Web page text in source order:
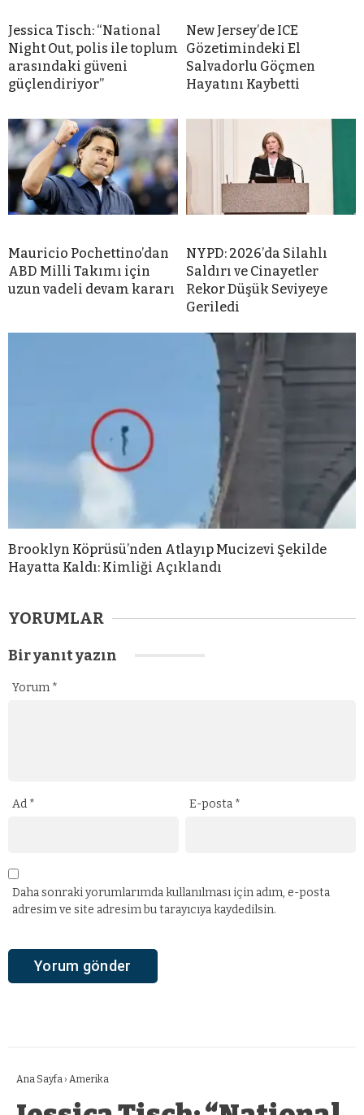
Jessica Tisch: “National
Night Out, polis ile toplum
arasındaki güveni
güçlendiriyor”
New Jersey’de ICE
Gözetimindeki El
Salvadorlu Göçmen
Hayatını Kaybetti
Mauricio Pochettino’dan
ABD Milli Takımı için
uzun vadeli devam kararı
NYPD: 2026’da Silahlı
Saldırı ve Cinayetler
Rekor Düşük Seviyeye
Geriledi
Brooklyn Köprüsü’nden Atlayıp Mucizevi Şekilde
Hayatta Kaldı: Kimliği Açıklandı
YORUMLAR
Bir yanıt yazın
Yorum *
Ad * E-posta *
Daha sonraki yorumlarımda kullanılması için adım, e-posta
adresim ve site adresim bu tarayıcıya kaydedilsin.
Ana Sayfa › Amerika